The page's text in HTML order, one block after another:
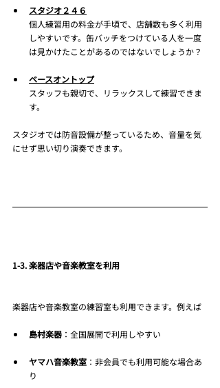
スタジオ２４６
個人練習用の料金が手頃で、店舗数も多く利用
しやすいです。缶バッチをつけている人を一度
は見かけたことがあるのではないでしょうか？
ベースオントップ
スタッフも親切で、リラックスして練習できま
す。
スタジオでは防音設備が整っているため、音量を気
にせず思い切り演奏できます。
1-3. 楽器店や音楽教室を利用
楽器店や音楽教室の練習室も利用できます。例えば
島村楽器 ：全国展開で利用しやすい
ヤマハ音楽教室 ：非会員でも利用可能な場合あ
り